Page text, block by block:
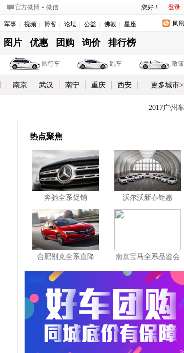
官方微博 微信 您好！ 登录
凤
军事 视频 博客 论坛 公益 佛教 星座
图片 优惠 团购 询价 排行榜
旅行车 跑车 敞
南京 武汉 南宁 重庆 西安 更多城市
2017广州
热点聚焦
奔驰全系促销 沃尔沃新春钜惠
合肥别克全系直降 南京宝马全系品鉴会